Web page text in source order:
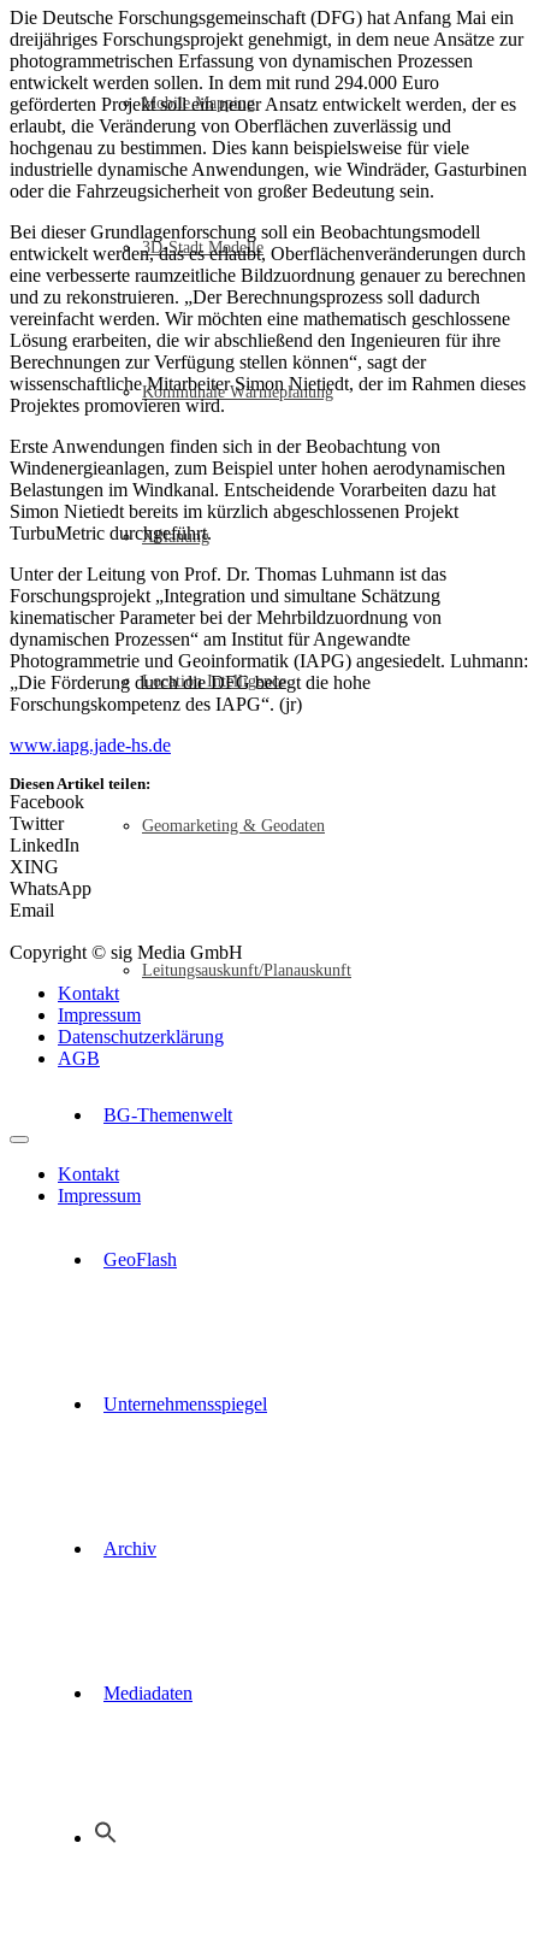
Mobile Mapping
3D-Stadt Modelle
Kommunale Wärmeplanung
XPlanung
Location Intelligence
Geomarketing & Geodaten
Leitungsauskunft/Planauskunft
BG-Themenwelt
GeoFlash
Unternehmensspiegel
Archiv
Mediadaten
Die Deutsche Forschungsgemeinschaft (DFG) hat Anfang Mai ein
dreijähriges Forschungsprojekt genehmigt, in dem neue Ansätze zur
photogrammetrischen Erfassung von dynamischen Prozessen
entwickelt werden sollen. In dem mit rund 294.000 Euro
geförderten Projekt soll ein neuer Ansatz entwickelt werden, der es
erlaubt, die Veränderung von Oberflächen zuverlässig und
hochgenau zu bestimmen. Dies kann beispielsweise für viele
industrielle dynamische Anwendungen, wie Windräder, Gasturbinen
oder die Fahrzeugsicherheit von großer Bedeutung sein.
Bei dieser Grundlagenforschung soll ein Beobachtungsmodell
entwickelt werden, das es erlaubt, Oberflächenveränderungen durch
eine verbesserte raumzeitliche Bildzuordnung genauer zu berechnen
und zu rekonstruieren. „Der Berechnungsprozess soll dadurch
vereinfacht werden. Wir möchten eine mathematisch geschlossene
Lösung erarbeiten, die wir abschließend den Ingenieuren für ihre
Berechnungen zur Verfügung stellen können“, sagt der
wissenschaftliche Mitarbeiter Simon Nietiedt, der im Rahmen dieses
Projektes promovieren wird.
Erste Anwendungen finden sich in der Beobachtung von
Windenergieanlagen, zum Beispiel unter hohen aerodynamischen
Belastungen im Windkanal. Entscheidende Vorarbeiten dazu hat
Simon Nietiedt bereits im kürzlich abgeschlossenen Projekt
TurbuMetric durchgeführt.
Unter der Leitung von Prof. Dr. Thomas Luhmann ist das
Forschungsprojekt „Integration und simultane Schätzung
kinematischer Parameter bei der Mehrbildzuordnung von
dynamischen Prozessen“ am Institut für Angewandte
Photogrammetrie und Geoinformatik (IAPG) angesiedelt. Luhmann:
„Die Förderung durch die DFG belegt die hohe
Forschungskompetenz des IAPG“. (jr)
www.iapg.jade-hs.de
Diesen Artikel teilen:
Facebook
Twitter
LinkedIn
XING
WhatsApp
Email
Copyright © sig Media GmbH
Kontakt
Impressum
Datenschutzerklärung
AGB
Kontakt
Impressum